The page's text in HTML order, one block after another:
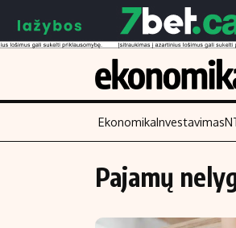
Turinys
Naujienos
EkonomikaInvestavimas
Pajamų